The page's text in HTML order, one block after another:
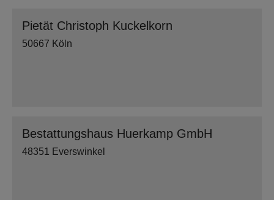
Pietät Christoph Kuckelkorn
50667 Köln
Bestattungshaus Huerkamp GmbH
48351 Everswinkel